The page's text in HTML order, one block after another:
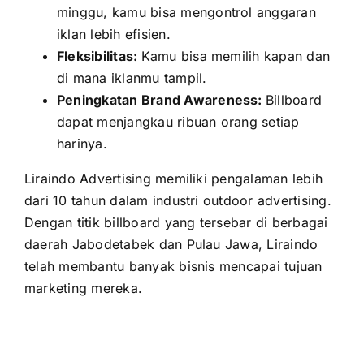
minggu, kamu bisa mengontrol anggaran
iklan lebih efisien.
Fleksibilitas: Kamu bisa memilih kapan dan
di mana iklanmu tampil.
Peningkatan Brand Awareness: Billboard
dapat menjangkau ribuan orang setiap
harinya.
Liraindo Advertising memiliki pengalaman lebih
dari 10 tahun dalam industri outdoor advertising.
Dengan titik billboard yang tersebar di berbagai
daerah Jabodetabek dan Pulau Jawa, Liraindo
telah membantu banyak bisnis mencapai tujuan
marketing mereka.